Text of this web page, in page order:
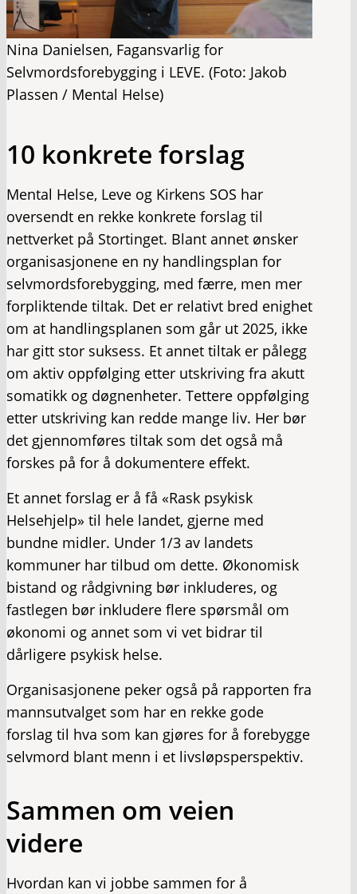
Nina Danielsen, Fagansvarlig for
Selvmordsforebygging i LEVE. (Foto: Jakob
Plassen / Mental Helse)
10 konkrete forslag
Mental Helse, Leve og Kirkens SOS har
oversendt en rekke konkrete forslag til
nettverket på Stortinget. Blant annet ønsker
organisasjonene en ny handlingsplan for
selvmordsforebygging, med færre, men mer
forpliktende tiltak. Det er relativt bred enighet
om at handlingsplanen som går ut 2025, ikke
har gitt stor suksess. Et annet tiltak er pålegg
om aktiv oppfølging etter utskriving fra akutt
somatikk og døgnenheter. Tettere oppfølging
etter utskriving kan redde mange liv. Her bør
det gjennomføres tiltak som det også må
forskes på for å dokumentere effekt.
Et annet forslag er å få «Rask psykisk
Helsehjelp» til hele landet, gjerne med
bundne midler. Under 1/3 av landets
kommuner har tilbud om dette. Økonomisk
bistand og rådgivning bør inkluderes, og
fastlegen bør inkludere flere spørsmål om
økonomi og annet som vi vet bidrar til
dårligere psykisk helse.
Organisasjonene peker også på rapporten fra
mannsutvalget som har en rekke gode
forslag til hva som kan gjøres for å forebygge
selvmord blant menn i et livsløpsperspektiv.
Sammen om veien
videre
Hvordan kan vi jobbe sammen for å